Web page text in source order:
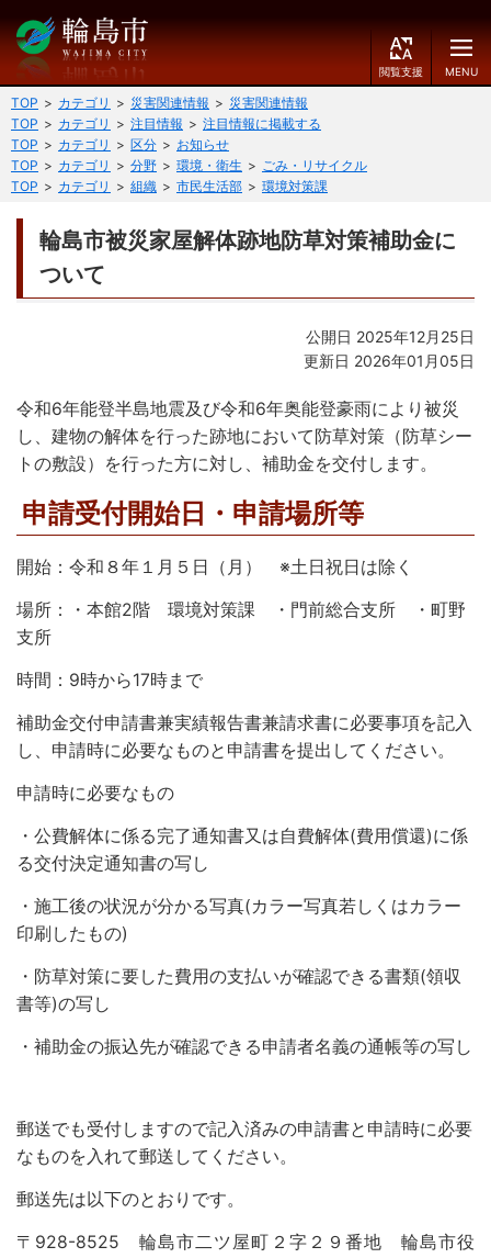
閲
覧
E
文字の大きさ
小
中
背景色
黒
青 白
言語を変更する
n
l
i
s
简
体
文
体
中
文
국
어
くらしのガイド
届出・登録・証明 保険・年金・介護
福祉
環境・衛生
消費生活 輪島市ケーブルテレビ
移住・定住
事業者の方へ
税 入札・契約
都市整備 産業・雇用
観光・文化
世界農業遺産 施設案内
市政情報
市役所ご案内 広報・広聴
農業委員会
選挙
TOP カテゴリ 災害関連情報
災害関連情報
TOP
カテゴリ 注目情報
注目情報に掲載する
TOP
カテゴリ 区分
お知らせ
TOP
カテゴリ 分野 環境・衛生
ごみ・リサイクル
TOP
カテゴリ 組織 市民生活部 環境対策課
輪島市被災家屋解体跡地防草対策補助金に
ついて
公開日 2025年12月25日
更新日 2026年01月05日
令和6年能登半島地震及び令和6年奥能登豪雨により被災
し、建物の解体を行った跡地において防草対策（防草シー
トの敷設）を行った方に対し、補助金を交付します。
申請受付開始日・申請場所等
開始：令和８年１月５日（月） ※土日祝日は除く
場所：・本館2階 環境対策課 ・門前総合支所 ・町野
支所
時間：9時から17時まで
補助金交付申請書兼実績報告書兼請求書に必要事項を記入
し、申請時に必要なものと申請書を提出してください。
申請時に必要なもの
・公費解体に係る完了通知書又は自費解体(費用償還)に係
る交付決定通知書の写し
・施工後の状況が分かる写真(カラー写真若しくはカラー
印刷したもの)
・防草対策に要した費用の支払いが確認できる書類(領収
書等)の写し
・補助金の振込先が確認できる申請者名義の通帳等の写し
郵送でも受付しますので記入済みの申請書と申請時に必要
なものを入れて郵送してください。
郵送先は以下のとおりです。
〒928-8525 輪島市二ツ屋町２字２９番地 輪島市役